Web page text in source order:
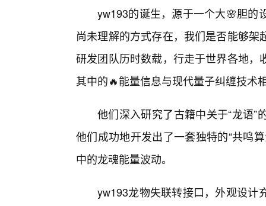
yw193的诞生，源于一个大🌸胆的
尚未理解的方式存在，我们是否能够
研发团队历时数载，行走于世界各地
其中的🔥能量信息与现代量子纠缠技术
他们深入研究了古籍中关于“龙语
他们成功地开发出了一套独特的“共鸣
中的龙魂能量波动。
yw193龙物失联转接口，外观设计